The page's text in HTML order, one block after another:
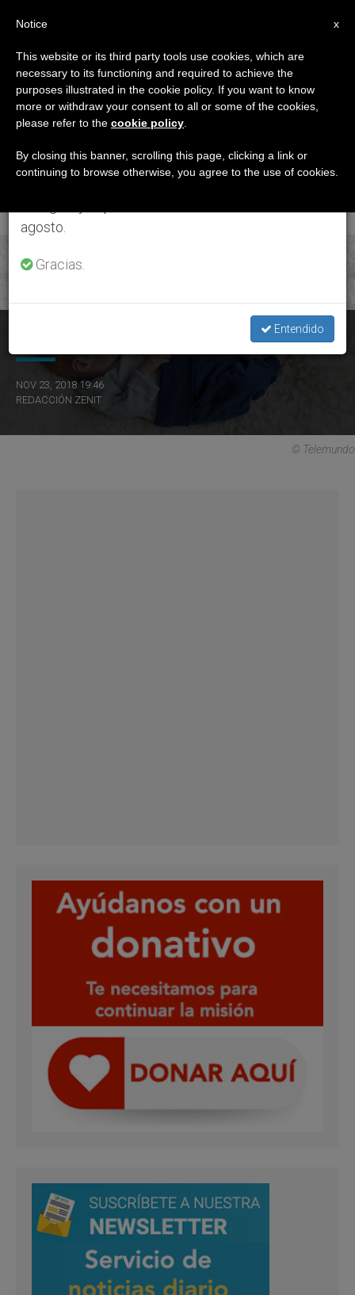
ETIQUETA
Posts Tagged
‘determinismo
Genético’
ÚLTIMAS NOTICIAS
¿Existe un determinismo genético de la orientación sexual?
NOV 23, 2018 19:46
REDACCIÓN ZENIT
© Telemundo
×
Aviso importante
Del 27 de julio al 7 de agosto haremos la pausa
anual, aprovechando que en el periodo de verano
se generan menos informaciones y también el
agosto.
Gracias.
Entendido
x
Notice
This website or its third party tools use cookies, which are
necessary to its functioning and required to achieve the
purposes illustrated in the cookie policy. If you want to know
more or withdraw your consent to all or some of the cookies,
please refer to the cookie policy
By closing this banner, scrolling this page, clicking a link or
continuing to browse otherwise, you agree to the use of cookies.